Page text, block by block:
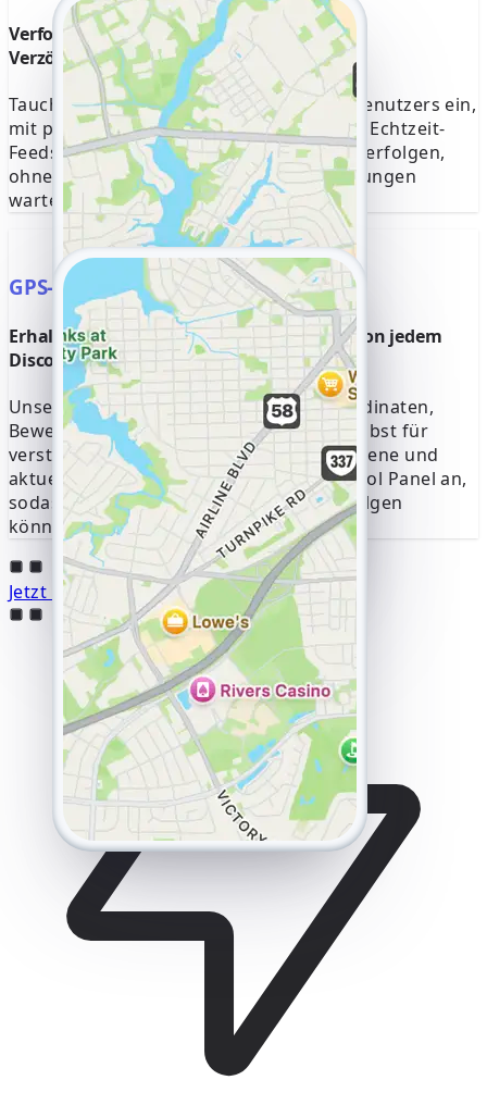
Verfolgen Sie laufende Bewegungen ohne
Verzögerungen
Tauchen Sie in Echtzeit in die Reise des Benutzers ein,
mit präziser Kartenverfolgung. Dank des Echtzeit-
Feeds können Sie jede Aktion sofort mitverfolgen,
ohne auf verzögerte Standortaktualisierungen
warten zu müssen.
GPS-Daten abfangen
Erhalten Sie genaue GPS-Informationen von jedem
Discord
Unser System protokolliert genaue Koordinaten,
Bewegungshistorien und Zeitstempel, selbst für
versteckte Sitzungen. Zeigen Sie vergangene und
aktuelle Aktivitäten direkt in Ihrem Control Panel an,
sodass Sie Bewegungen in Echtzeit verfolgen
können, ohne entdeckt zu werden.
Jetzt mit der Verfolgung beginnen